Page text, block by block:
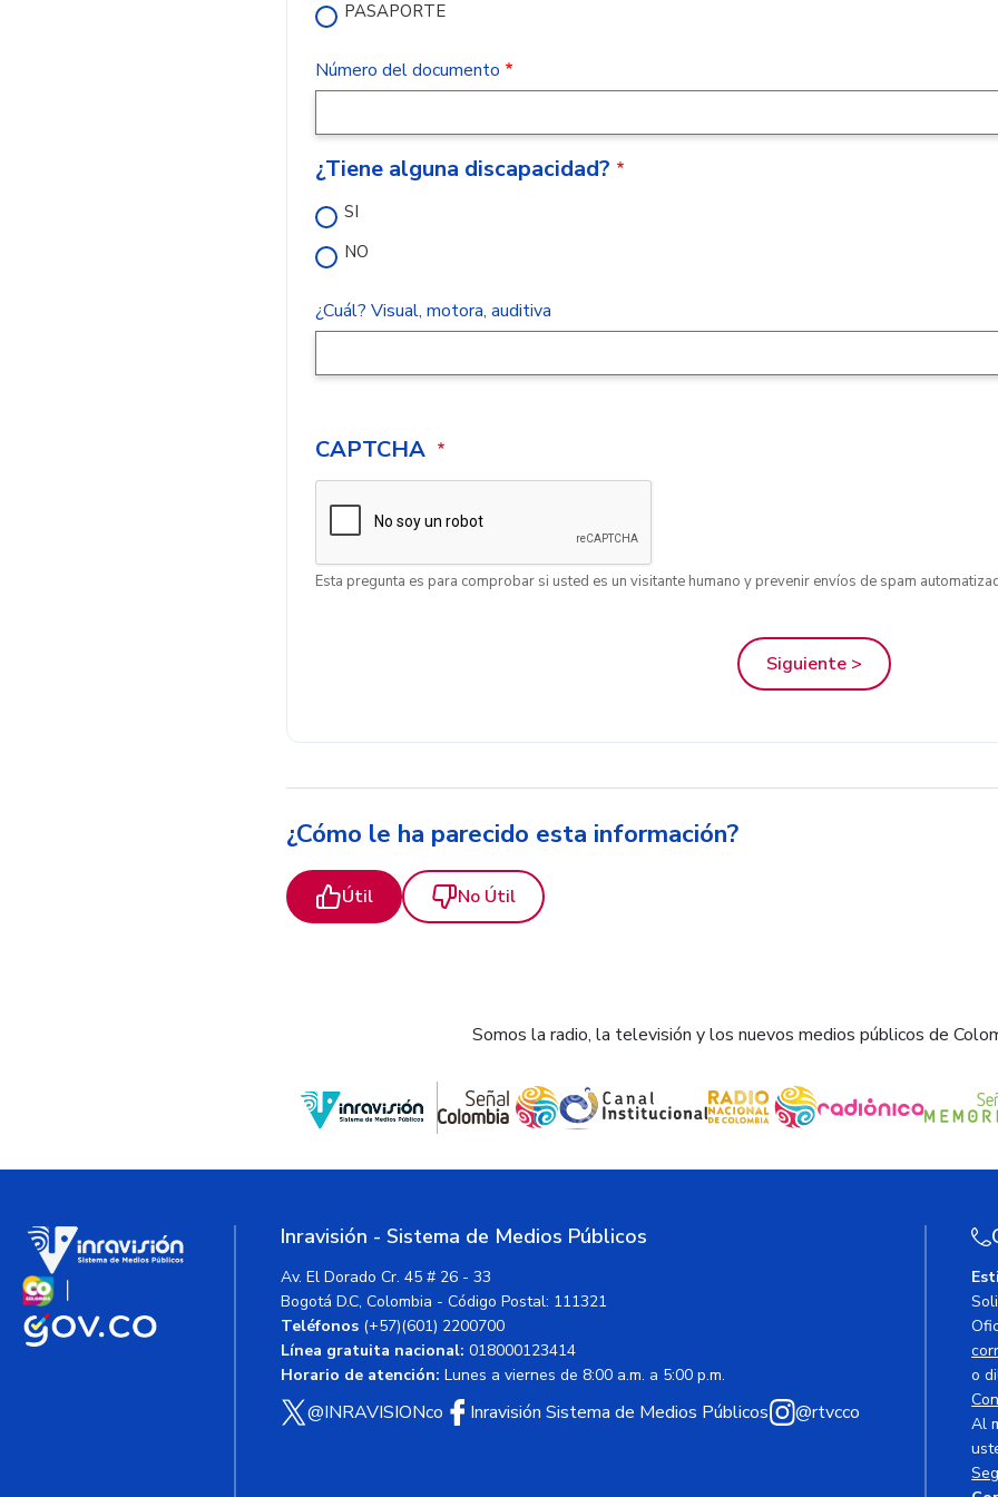
PASAPORTE
Número del documento
¿Tiene alguna discapacidad?
SI
NO
¿Cuál? Visual, motora, auditiva
CAPTCHA
Esta pregunta es para comprobar si usted es un visitante humano y prevenir envíos de spam
¿Cómo le ha parecido esta información?
Útil No Útil
Somos la radio, la televisión y los nuevos medios públicos de
Inravisión - Sistema de Medios Públicos
Av. El Dorado Cr. 45 # 26 - 33
Bogotá D.C, Colombia - Código Postal: 111321
Teléfonos (+57)(601) 2200700
Línea gratuita nacional: 018000123414
Horario de atención: Lunes a viernes de 8:00 a.m. a 5:00 p.m.
@INRAVISIONco Inravisión Sistema de Medios Públicos @rtvcco
o
Al